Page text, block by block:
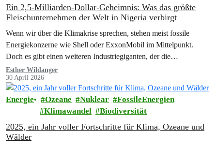
Ein 2,5-Milliarden-Dollar-Geheimnis: Was das größte
Fleischunternehmen der Welt in Nigeria verbirgt
Wenn wir über die Klimakrise sprechen, stehen meist fossile
Energiekonzerne wie Shell oder ExxonMobil im Mittelpunkt.
Doch es gibt einen weiteren Industriegiganten, der die
Klimazerstörung maßgeblich vorantreibt und derzeit eine massive
Expansion in Afrika plant.
Esther Wildanger
30 April 2026
Energie Ozeane Nuklear
FossileEnergien
Klimawandel
Biodiversität
2025, ein Jahr voller Fortschritte für Klima, Ozeane und
Wälder